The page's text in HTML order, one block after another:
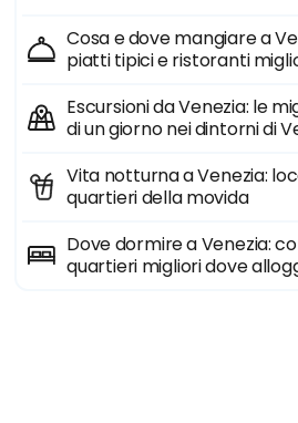
Cosa e dove mangiare a
piatti tipici e ristoranti
Escursioni da Venezia: le
di un giorno nei dintorni di
Vita notturna a Venezia:
quartieri della movida
Dove dormire a Venezia:
quartieri migliori dove